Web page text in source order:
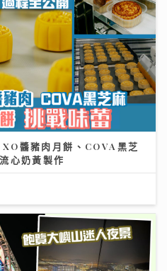
醬豬肉月餅、COVA黑芝
心奶黃製作